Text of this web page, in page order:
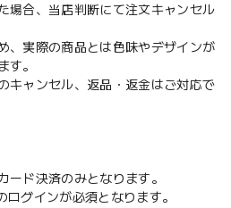
場合、当店判断にて注文キャンセル
、実際の商品とは色味やデザインが
す。
キャンセル、返品・返金はご対応で
ード決済のみとなります。
ログインが必須となります。